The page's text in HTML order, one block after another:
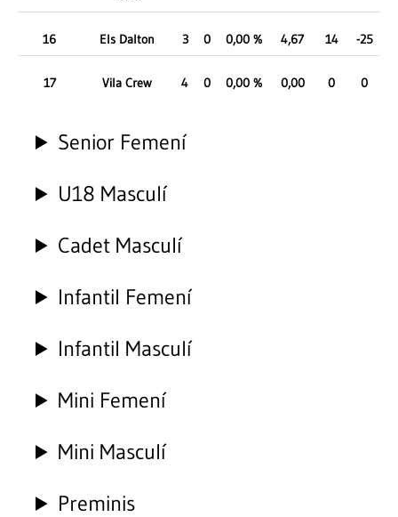
16 Els Dalton 3 0 0,00 % 4,67 14 -25
17 Vila Crew 4 0 0,00 % 0,00 0 0
Senior Femení
U18 Masculí
Cadet Masculí
Infantil Femení
Infantil Masculí
Mini Femení
Mini Masculí
Preminis